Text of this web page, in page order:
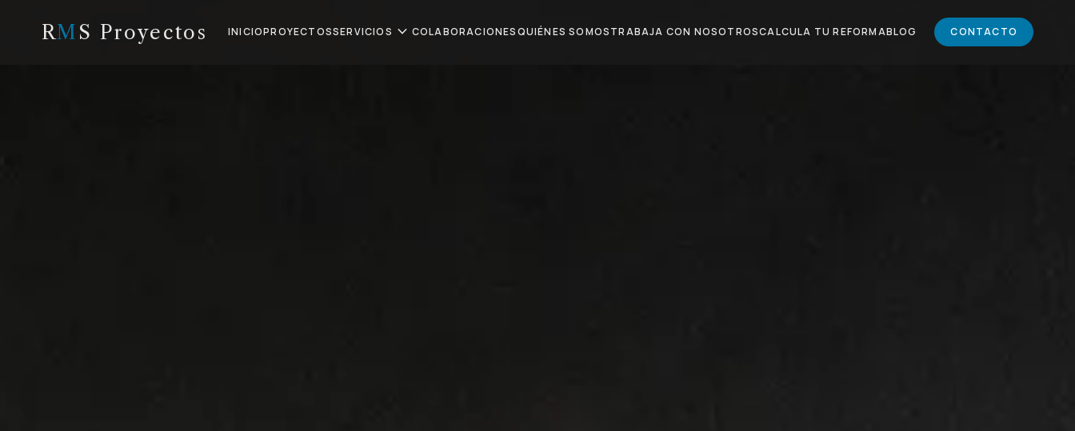
RM S Proyectos INICIOPROYECTOSSERVICIOS expand_more COLABORACIONESQUIÉNES SOMOSTRABAJA CON NOSOTROSCALCULA TU REFORMABLOG CONTACTO